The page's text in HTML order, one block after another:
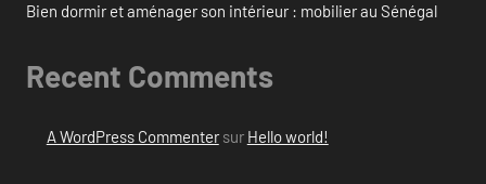
Bien dormir et aménager son intérieur : mobilier au Sénégal
Recent Comments
A WordPress Commentersur Hello world!